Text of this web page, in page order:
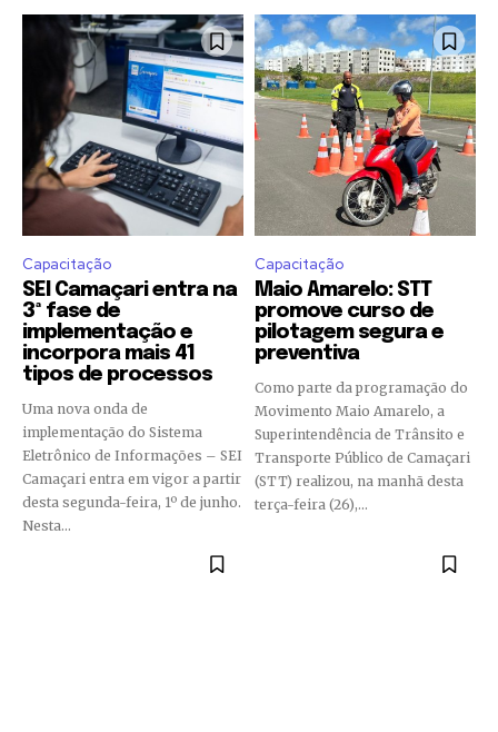
Capacitação
SEI Camaçari entra na
3ª fase de
implementação e
incorpora mais 41
tipos de processos
Uma nova onda de
implementação do Sistema
Eletrônico de Informações – SEI
Camaçari entra em vigor a partir
desta segunda-feira, 1º de junho.
Nesta...
Capacitação
Maio Amarelo: STT
promove curso de
pilotagem segura e
preventiva
Como parte da programação do
Movimento Maio Amarelo, a
Superintendência de Trânsito e
Transporte Público de Camaçari
(STT) realizou, na manhã desta
terça-feira (26),...